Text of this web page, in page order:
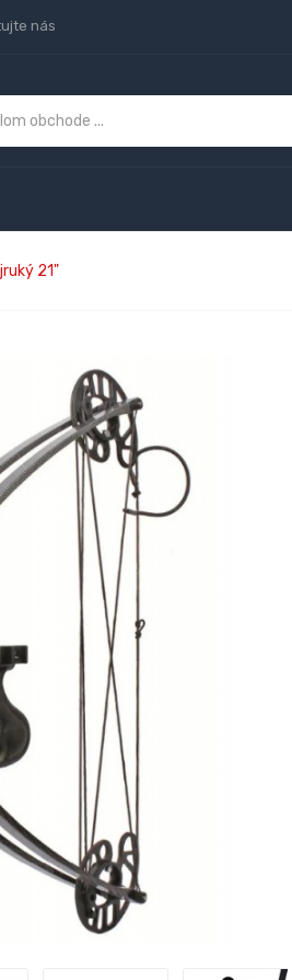
nás
21"